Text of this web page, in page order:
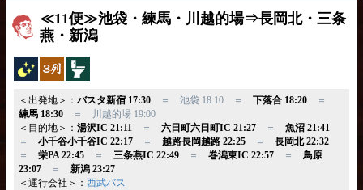
≪11便≫池袋・練馬・川越的場⇒長岡北・三条
燕・新潟
夜行バス独立3列
＜出発地＞： バスタ新宿 17:30＝ 池袋 18:10 ＝ 下落合 18:20＝
練馬 18:30＝ 川越的場 19:00
＜目的地＞： 湯沢IC 21:11 ＝ 六日町六日町IC 21:27＝ 魚沼 21:41
＝ 小千谷小千谷IC 22:17＝ 越路長岡越路 22:25＝ 長岡北 22:32
＝ 栄PA 22:45＝ 三条燕IC 22:49＝ 巻潟東IC 22:57＝ 鳥原
23:07＝ 新潟 23:27
＜運行会社＞： 西武バス